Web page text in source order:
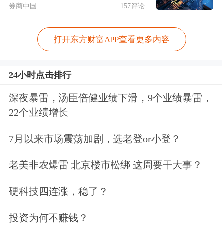
贸易模式、需求特征揭示了原木进口贸
易风险高的原因——两头承压。“下游
需求不好的时候，价格持续走低，这意
味着我们总是在高价买、低价卖，自然
油价、运费都在涨，带动原木价格‘水
了明显改善。”王刚说。
期货、期权结合：
券商中国 157评论
打开东方财富APP查看更多内容
24小时点击排行
深夜暴雷，汤臣倍健业绩下滑，9个业绩暴雷，
22个业绩增长
7月以来市场震荡加剧，选老登or小登？
老美非农爆雷 北京楼市松绑 这周要干大事？
硬科技四连涨，稳了？
投资为何不赚钱？